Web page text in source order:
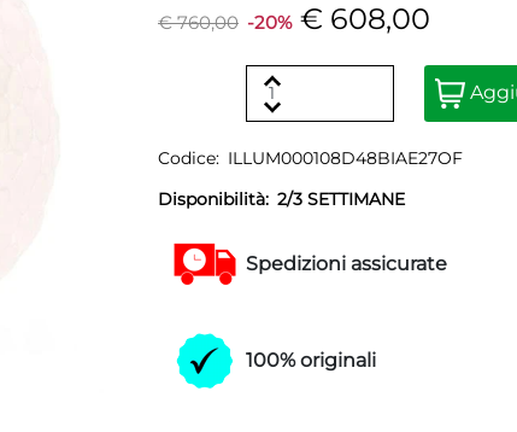
€ 760,00 -20% € 608,00
Quantità
Codice: ILLUM000108D48BIAE27OF
Disponibilità: 2/3 SETTIMANE
Spedizioni assicurate
100% originali